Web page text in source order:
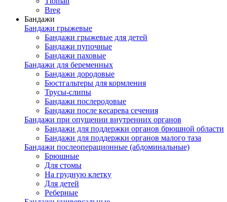
Breg
Бандажи
Бандажи грыжевые
Бандажи грыжевые для детей
Бандажи пупочные
Бандажи паховые
Бандажи для беременных
Бандажи дородовые
Бюстгальтеры для кормления
Трусы-слипы
Бандажи послеродовые
Бандажи после кесарева сечения
Бандажи при опущении внутренних органов
Бандажи для поддержки органов брюшной области
Бандажи для поддержки органов малого таза
Бандажи послеоперационные (абдоминальные)
Брюшные
Для стомы
На грудную клетку
Для детей
Реберные